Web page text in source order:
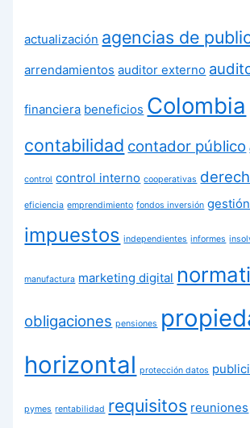
actualización agencias de
arrendamientos auditor externo
financiera beneficios Colombia
contabilidad contador público
control control interno cooperativas
eficiencia emprendimiento fondos inversión
impuestos independientes informes
manufactura marketing digital
obligaciones pensiones
horizontal protección datos
pymes rentabilidad requisitos reuniones